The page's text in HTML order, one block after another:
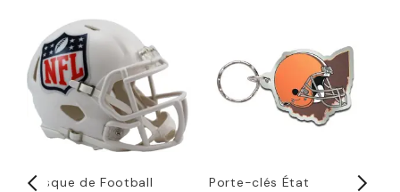
Casque de Football
Porte-clés État